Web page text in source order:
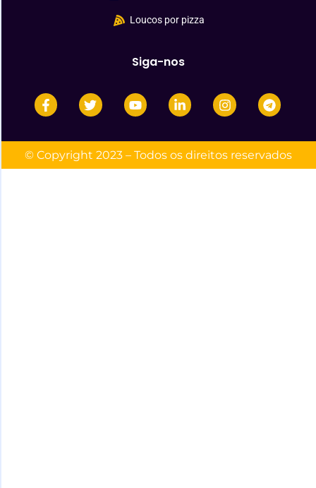
Loucos por pizza
Siga-nos
© Copyright 2023 – Todos os direitos reservados